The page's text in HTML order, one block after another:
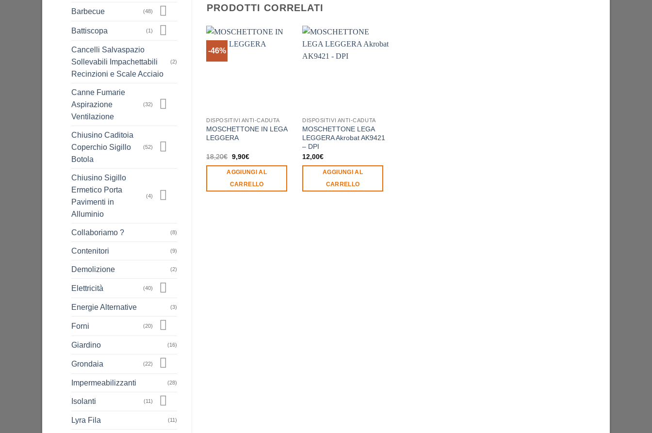
Barbecue (48)
Battiscopa (1)
Cancelli Salvaspazio
Sollevabili Impachettabili
Recinzioni e Scale Acciaio
(2)
Canne Fumarie
Aspirazione
Ventilazione
(32)
Chiusino Caditoia
Coperchio Sigillo
Botola
(52)
Chiusino Sigillo
Ermetico Porta
Pavimenti in
Alluminio
(4)
Collaboriamo ? (8)
Contenitori (9)
Demolizione (2)
Elettricità (40)
Energie Alternative (3)
Forni (20)
Giardino (16)
Grondaia (22)
Impermeabilizzanti (28)
Isolanti (11)
Lyra Fila (11)
PRODOTTI CORRELATI
-46%
DISPOSITIVI ANTI-CADUTA
MOSCHETTONE IN LEGA
LEGGERA
18,20€ Il
prezzo
originale
era:
18,20€.
9,90€Il
attuale
è:
9,90€.
AGGIUNGI AL
CARRELLO
DISPOSITIVI ANTI-CADUTA
MOSCHETTONE LEGA
LEGGERA Akrobat AK9421
– DPI
12,00€
AGGIUNGI AL
CARRELLO